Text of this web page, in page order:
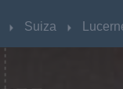
Suiza
Suiza